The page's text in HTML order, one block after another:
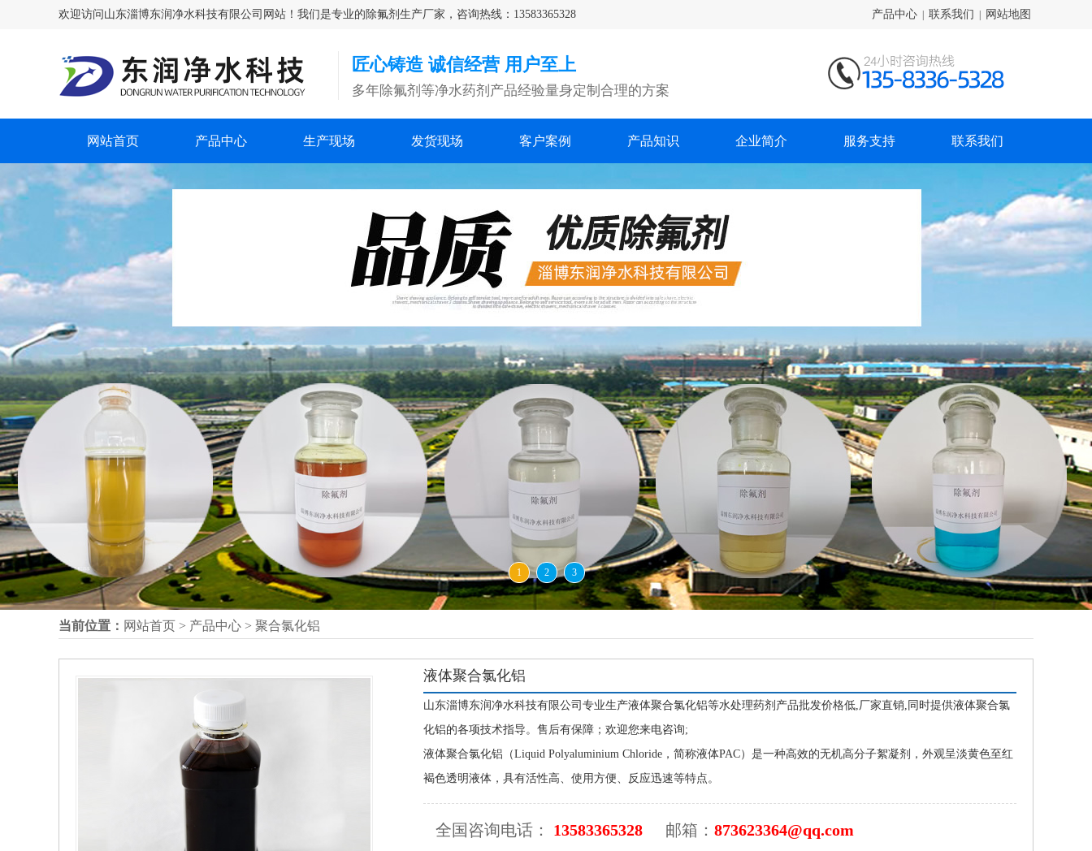
欢迎访问山东淄博东润净水科技有限公司网站！我们是专业的除氟剂生产厂家，咨询热线：13583365328 产品中心 联系我们 网站地图
匠心铸造 诚信经营 用户至上
多年除氟剂等净水药剂产品经验量身定制合理的方案
网站首页 产品中心 生产现场 发货现场 客户案例 产品知识 企业简介 服务支持 联系我们
1 2 3
当前位置： 网站首页 > 产品中心 > 聚合氯化铝
液体聚合氯化铝
山东淄博东润净水科技有限公司专业生产液体聚合氯化铝等水处理药剂产品批发价格低,厂家直销,同时提供液体聚合氯
化铝的各项技术指导。售后有保障；欢迎您来电咨询;
液体聚合氯化铝（Liquid Polyaluminium Chloride，简称液体PAC）是一种高效的无机高分子絮凝剂，外观呈淡黄色至红
褐色透明液体，具有活性高、使用方便、反应迅速等特点。
全国咨询电话： 13583365328 邮箱：873623364@qq.com